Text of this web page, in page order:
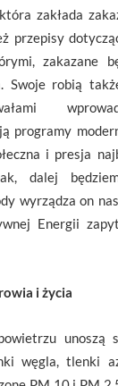
zakłada
przepisy
zakazane
Swoje robią
programy
i presja
dalej
wyrządza on
Energii
i życia
unoszą
węgla, tlenki